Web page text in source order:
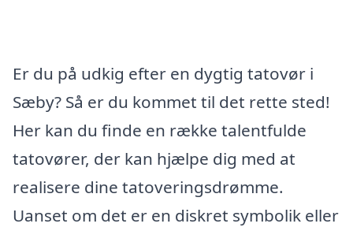
Er du på udkig efter en dygtig tatovør i
Sæby? Så er du kommet til det rette sted!
Her kan du finde en række talentfulde
tatovører, der kan hjælpe dig med at
realisere dine tatoveringsdrømme.
Uanset om det er en diskret symbolik eller